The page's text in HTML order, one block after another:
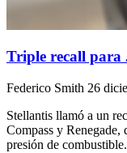
Triple recall para
Federico Smith 26
Stellantis llamó a un
Compass y Renegade,
presión de